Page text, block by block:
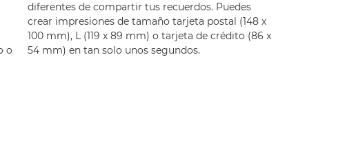
o
diferentes de compartir tus recuerdos. Puedes
crear impresiones de tamaño tarjeta postal (148 x
100 mm), L (119 x 89 mm) o tarjeta de crédito (86 x
54 mm) en tan solo unos segundos.